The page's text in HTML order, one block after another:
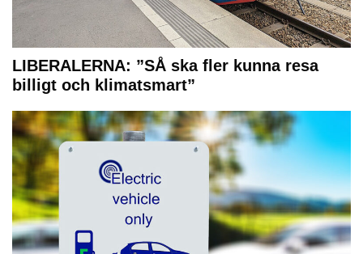
LIBERALERNA: ”SÅ ska fler kunna resa
billigt och klimatsmart”